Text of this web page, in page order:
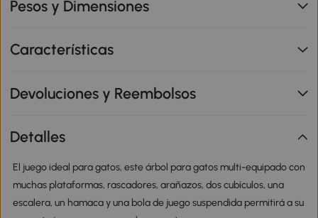
Pesos y Dimensiones
Características
Devoluciones y Reembolsos
Detalles
El juego ideal para gatos, este árbol para gatos multi-equipado con
muchas plataformas, rascadores, arañazos, dos cubículos, una
escalera, un hamaca y una bola de juego suspendida permitirá a su